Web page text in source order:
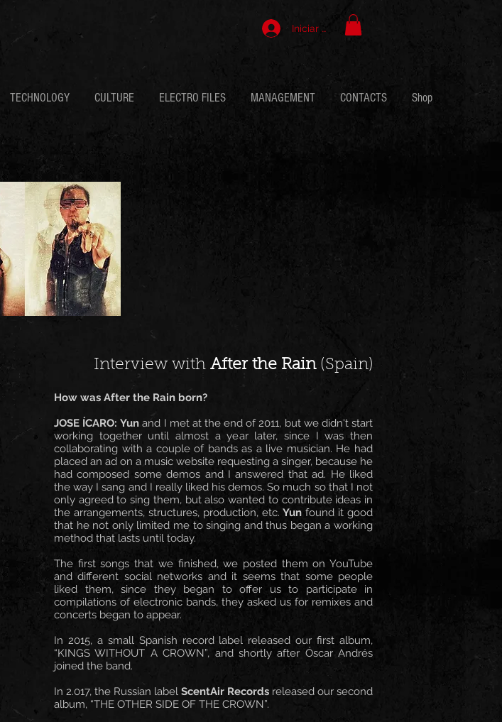
Iniciar sesión
TECHNOLOGY CULTURE ELECTRO FILES MANAGEMENT CONTACTS Shop
Interview with After the Rain(Spain)
How was After the Rain born?
JOSE ÍCARO: Yun and I met at the end of 2011, but we didn't start
working together until almost a year later, since I was then
collaborating with a couple of bands as a live musician. He had
placed an ad on a music website requesting a singer, because he
had composed some demos and I answered that ad. He liked
the way I sang and I really liked his demos. So much so that I not
only agreed to sing them, but also wanted to contribute ideas in
the arrangements, structures, production, etc.Yun found it good
that he not only limited me to singing and thus began a working
method that lasts until today.
The first songs that we finished, we posted them on YouTube
and different social networks and it seems that some people
liked them, since they began to offer us to participate in
compilations of electronic bands, they asked us for remixes and
concerts began to appear.
In 2015, a small Spanish record label released our first album,
“KINGS WITHOUT A CROWN”, and shortly after Óscar Andrés
joined the band.
In 2.017, the Russian label ScentAir Records released our second
album, “THE OTHER SIDE OF THE CROWN”.